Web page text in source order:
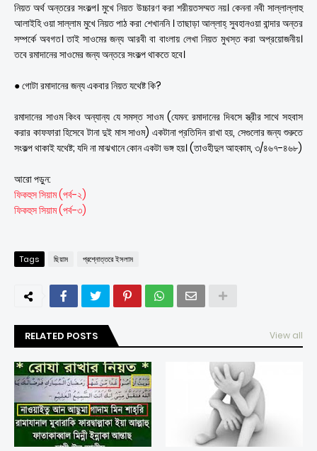
নিয়ত অর্থ অন্তরের সংকল্প। মুখে নিয়ত উচ্চারণ করা শরীয়তসম্মত নয়। কেননা নবী সাল্লাল্লাহু
আলাইহি ওয়া সাল্লাম মুখে নিয়ত পাঠ করা শেখাননি । তাছাড়া আল্লাহ্ সুবহানওয়া বান্দার অন্তর
সম্পর্কে অবগত। তাই সাওমের জন্য আরবী বা বাংলায় লেখা নিয়ত মুখস্ত করা অপ্রয়োজনীয়।
তবে রমাদানের সাওমের জন্য অন্তরে সংকল্প থাকতে হবে।
● গোটা রমাদানের জন্য একবার নিয়ত যথেষ্ট কি?
রমাদানের সাওম কিংব অন্যান্য যে সমস্ত সাওম (যেমন: রমাদানের দিবসে স্ত্রীর সাথে সহবাস
করার কাফফারা হিসেবে টানা দুই মাস সাওম) একটানা প্রতিদিন রাখা হয়, সেগুলোর জন্য শুরুতে
সংকল্প থাকাই যথেষ্ট; যদি না মাঝখানে কোন একটা ভঙ্গ হয়। (তাওহীদুল আহকাম, ৩/৪৬৭-৪৬৮)
আরো পড়ুন:
ফিকহুস সিয়াম (পর্ব-২)
ফিকহুস সিয়াম (পর্ব-৩)
Tags ছিয়াম প্রশ্নোত্তরে ইসলাম
RELATED POSTS View all